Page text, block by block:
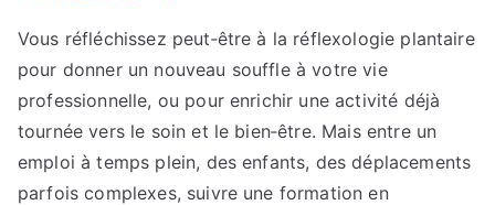
Vous réfléchissez peut‑être à la réflexologie plantaire
pour donner un nouveau souffle à votre vie
professionnelle, ou pour enrichir une activité déjà
tournée vers le soin et le bien‑être. Mais entre un
emploi à temps plein, des enfants, des déplacements
parfois complexes, suivre une formation en